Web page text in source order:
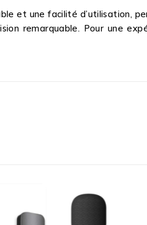
et une facilité d’utilisation,
remarquable. Pour une